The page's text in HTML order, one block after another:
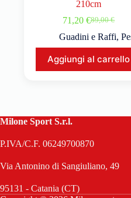
210cm
89,00€
71,20€
Guadini e Raffi,
Aggiungi al carrello
Milone Sport S.r.l.
P.IVA/C.F. 06249700870
Via Antonino di Sangiuliano, 49
95131 - Catania (CT)